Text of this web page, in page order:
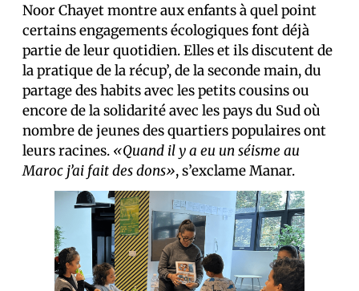
Noor Chayet montre aux enfants à quel point
certains engagements écologiques font déjà
partie de leur quotidien. Elles et ils discutent de
la pratique de la récup’, de la seconde main, du
partage des habits avec les petits cousins ou
encore de la solidarité avec les pays du Sud où
nombre de jeunes des quartiers populaires ont
leurs racines. «Quand il y a eu un séisme au
Maroc j’ai fait des dons», s’exclame Manar.